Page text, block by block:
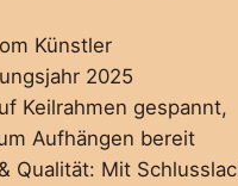
Künstler
2025
Keilrahmen gespannt,
Aufhängen bereit
Qualität: Mit